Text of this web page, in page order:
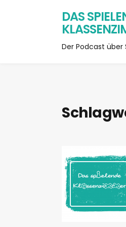
DAS
Der Podcast über